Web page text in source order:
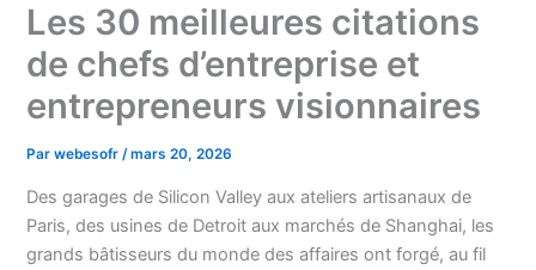
Les 30 meilleures citations
de chefs d’entreprise et
entrepreneurs visionnaires
Parwebesofr/mars 20, 2026
Des garages de Silicon Valley aux ateliers artisanaux de
Paris, des usines de Detroit aux marchés de Shanghai, les
grands bâtisseurs du monde des affaires ont forgé, au fil